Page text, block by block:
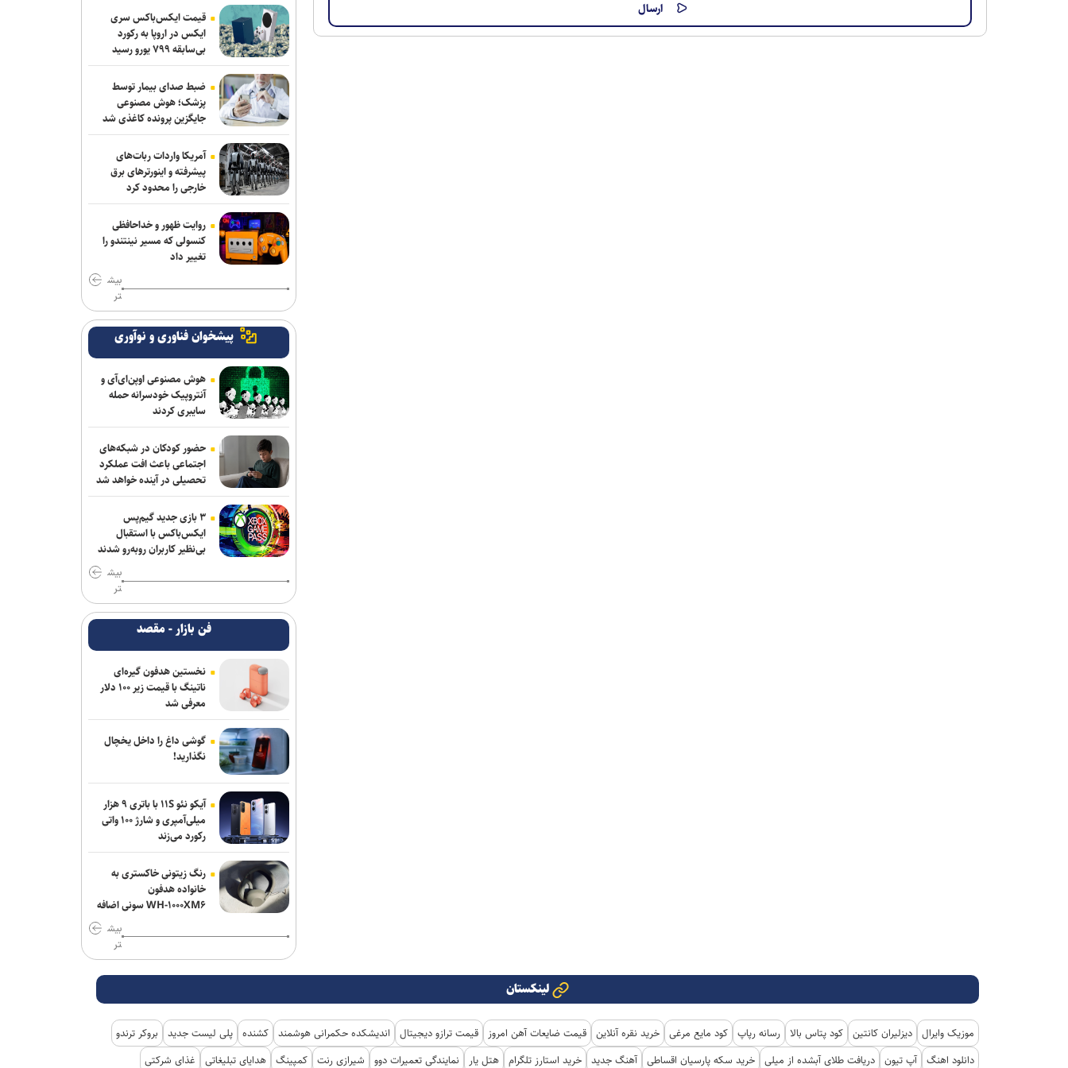
مسیر کشتی‌ها دور زد
دستگیری ۸ نفر از اشرار مسلح شاخص و
مرتبطین گروهک‌های تروریستی
مذاکرات ایران-عمان درباره تنگه هرمز ادامه
دارد/ بیانیه مشترک در مرحله تدوین نهایی
نشست وزیران خارجه مصر، ترکیه، پاکستان
و عربستان با محوریت تحولات منطقه
سازمان ملل: طرف‌ها را به مذاکره درباره
تنگه هرمز تشویق می‌کنیم
انصارالله حمله به یک نفتکش عربستان را
بازداشت استاد سال دانشگاه مریلند توسط
پلیس مهاجرت آمریکا
پزشکیان: جامعه امروز بیش از هر زمان به
همدلی و اخلاق قرآنی نیاز دارد
حادثه امنیتی دریایی در جنوب شرقی عدن
پزشکیان: مشروطه نماد بیداری،
قانون‌گرایی و مردم‌سالاری ملت ایران است
همکاری تهران و بغداد برای خدمت به
زائران در مرز زرباطیه
گفت‌وگوی تلفنی وزرای امور خارجه ایران و
وزارت خارجه یمن: تشدید تنش از سوی
عربستان با واکنشی فراگیر روبه‌رو می‌شود
آتلانتیک: دستاوردهای انتخاباتی ترامپ در
حال از بین رفتن است
حمله یک شهپاد به یک کشتی در نزدیکی
باب‌المندب
فایننشال‌تایمز: توافق احتمالی آمریکا و ایران
اهداف اولیه ترامپ را محقق نمی‌کند
انفجار در سوریه/ پهپادها در آسمان لاذقیه
رویت شدند
شبکه اول روسیه: اربعین یکی از بزرگ‌ترین
راهپیمایی‌های جهان است
قیمت ایکس‌باکس سری
ایکس در اروپا به رکورد
بی‌سابقه ۷۹۹ یورو رسید
ضبط صدای بیمار توسط
پزشک؛ هوش مصنوعی
جایگزین پرونده کاغذی شد
آمریکا واردات ربات‌های
پیشرفته و اینورترهای برق
خارجی را محدود کرد
روایت ظهور و خداحافظی
کنسولی که مسیر نینتندو را
تغییر داد
بیش
تر
پیشخوان فناوری و نوآوری
هوش مصنوعی اوپن‌ای‌آی و
آنتروپیک خودسرانه حمله
سایبری کردند
حضور کودکان در شبکه‌های
اجتماعی باعث افت عملکرد
تحصیلی در آینده خواهد شد
۳ بازی جدید گیم‌پس
ایکس‌باکس با استقبال
بی‌نظیر کاربران روبه‌رو شدند
بیش
تر
فن بازار - مقصد
نخستین هدفون گیره‌ای
ناتینگ با قیمت زیر ۱۰۰ دلار
معرفی شد
گوشی داغ را داخل یخچال
نگذارید!
آیکو نئو ۱۱S با باتری ۹ هزار
میلی‌آمپری و شارژ ۱۰۰ واتی
رکورد می‌زند
رنگ زیتونی خاکستری به
خانواده هدفون
WH-۱۰۰۰XM۶ سونی اضافه
بیش
تر
لینکستان
موزیک وایرال دیزلیران کانتین کود پتاس بالا رسانه رپاپ کود مایع مرغی خرید نقره آنلاین قیمت ضایعات آهن امروز قیمت ترازو دیجیتال اندیشکده حکمرانی هوشمند کشنده پلی لیست جدید
بروکر ترندو
دانلود اهنگ آپ تیون دریافت طلای آبشده از میلی خرید سکه پارسیان اقساطی آهنگ جدید خرید استارز تلگرام هتل یار نمایندگی تعمیرات دوو شیرازی رنت کمپینگ هدایای تبلیغاتی غذای شرکتی